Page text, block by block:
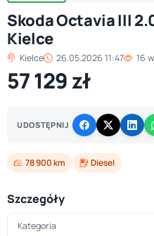
Skoda Octavia III
Kielce
Kielce 26.05.2026 11:47 16
57 129 zł
UDOSTĘPNIJ
78 900 km Diesel
Szczegóły
Kategoria